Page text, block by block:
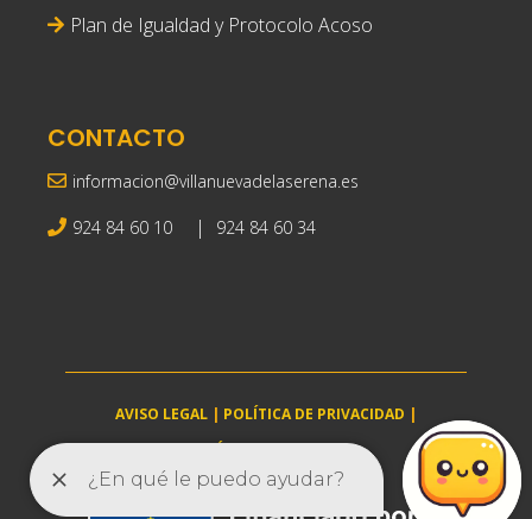
Plan de Igualdad y Protocolo Acoso
CONTACTO
informacion@villanuevadelaserena.es
924 84 60 10 | 924 84 60 34
AVISO LEGAL | POLÍTICA DE PRIVACIDAD |
POLÍTICA DE COOKIES
villanuevadelaserena.es © 2025